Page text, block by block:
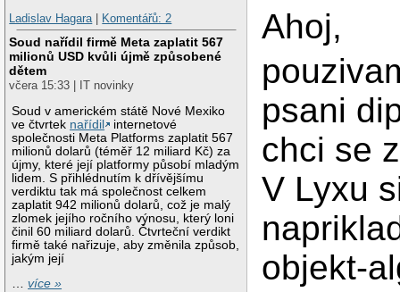
Ladislav Hagara| Komentářů: 2
Soud nařídil firmě Meta zaplatit 567
milionů USD kvůli újmě způsobené
dětem
včera 15:33 | IT novinky
Soud v americkém státě Nové Mexiko
ve čtvrtek nařídil
internetové
společnosti Meta Platforms zaplatit 567
milionů dolarů (téměř 12 miliard Kč) za
újmy, které její platformy působí mladým
lidem. S přihlédnutím k dřívějšímu
verdiktu tak má společnost celkem
zaplatit 942 milionů dolarů, což je malý
zlomek jejího ročního výnosu, který loni
činil 60 miliard dolarů. Čtvrteční verdikt
firmě také nařizuje, aby změnila způsob,
jakým její
…více »
Ahoj,
psani
chci se
V Lyxu
objekt-